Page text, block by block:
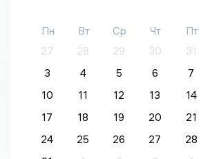
Пн Вт Ср Чт Пт
27
28 29 30 31
3
4 5 6 7
10
11 12 13 14
17
18 19 20 21
24
25 26 27 28